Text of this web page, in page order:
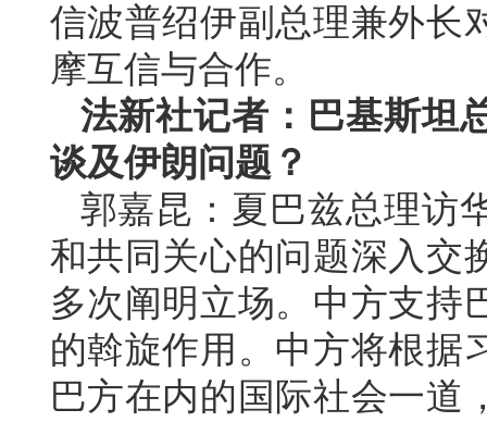
信波普绍伊副总理兼外长
摩互信与合作。
法新社记者：巴基斯坦
谈及伊朗问题？
郭嘉昆：夏巴兹总理访
和共同关心的问题深入交
多次阐明立场。中方支持
的斡旋作用。中方将根据
巴方在内的国际社会一道